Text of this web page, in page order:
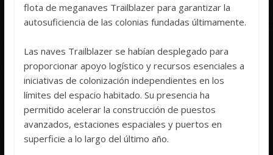
flota de meganaves Trailblazer para garantizar la
autosuficiencia de las colonias fundadas últimamente.
Las naves Trailblazer se habían desplegado para
proporcionar apoyo logístico y recursos esenciales a
iniciativas de colonización independientes en los
límites del espacio habitado. Su presencia ha
permitido acelerar la construcción de puestos
avanzados, estaciones espaciales y puertos en
superficie a lo largo del último año.